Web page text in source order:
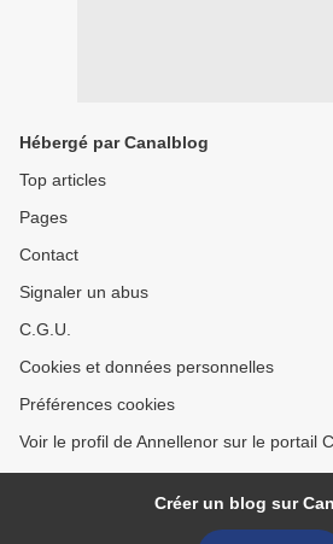
Hébergé par Canalblog
Top articles
Pages
Contact
Signaler un abus
C.G.U.
Cookies et données personnelles
Préférences cookies
Voir le profil de Annellenor sur le portail
Créer un blog sur